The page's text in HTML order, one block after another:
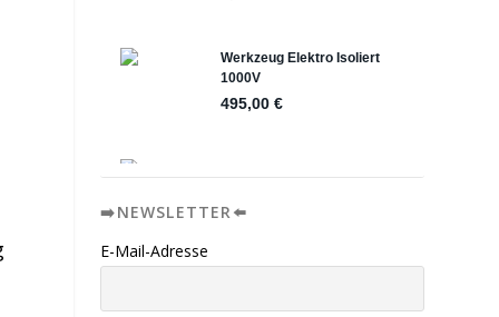
➡️NEWSLETTER⬅️
E-Mail-Adresse